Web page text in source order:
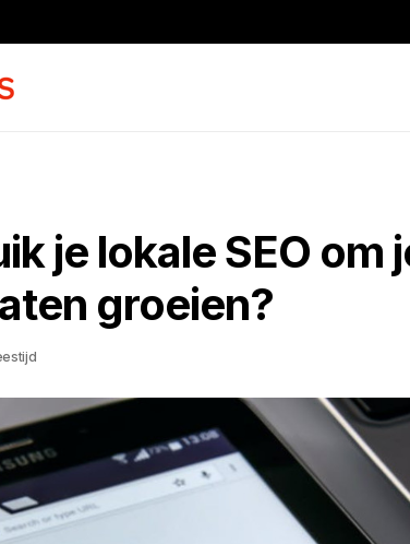
je lokale SEO om
groeien?